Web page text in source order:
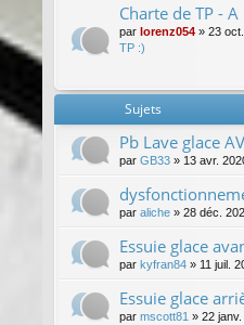
Charte de TP -
par lorenz054 » 23
TP :)
Sujets
Pb Lave glace
par GB33 » 13 avr.
par aliche » 28 déc.
Essuie glace
par kyfran84 » 11 juil.
Essuie glace
par mscott81 » 22